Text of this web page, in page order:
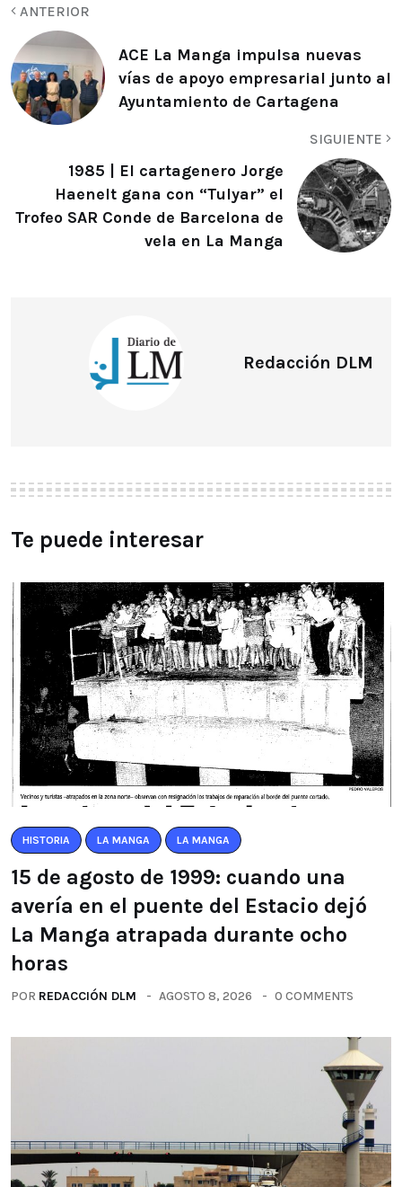
ANTERIOR
ACE La Manga impulsa nuevas
vías de apoyo empresarial junto al
Ayuntamiento de Cartagena
SIGUIENTE
1985 | El cartagenero Jorge
Haenelt gana con “Tulyar” el
Trofeo SAR Conde de Barcelona de
vela en La Manga
Redacción DLM
Te puede interesar
HISTORIA LA MANGA LA MANGA
15 de agosto de 1999: cuando una
avería en el puente del Estacio dejó
La Manga atrapada durante ocho
horas
POR REDACCIÓN DLM AGOSTO 8, 2026 0 COMMENTS